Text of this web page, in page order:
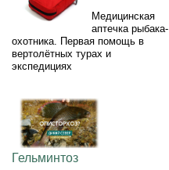
Медицинская
аптечка рыбака-
охотника. Первая помощь в
вертолётных турах и
экспедициях
Гельминтоз